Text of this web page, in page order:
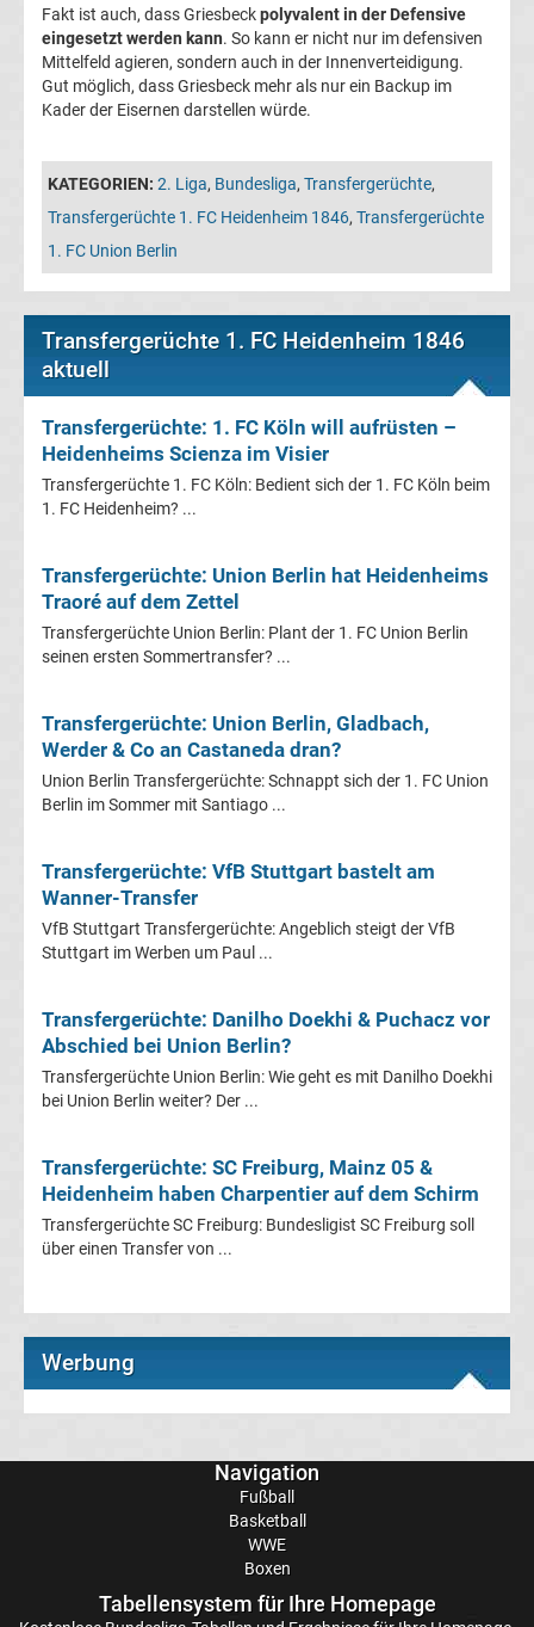
Leverkusen
Transfergerüchte
Dortmund
Transfergerüchte
Borussia
FC
Transfergerüchte
Dresden
Eintracht
Braunschweig
Eintracht
Augsburg
Fakt ist auch, dass Griesbeckpolyvalent in der Defensive
eingesetzt werden kann. So kann er nicht nur im defensiven
Mittelfeld agieren, sondern auch in der Innenverteidigung.
Gut möglich, dass Griesbeck mehr als nur ein Backup im
Kader der Eisernen darstellen würde.
KATEGORIEN: 2. Liga, Bundesliga, Transfergerüchte,
Transfergerüchte 1. FC Heidenheim 1846, Transfergerüchte
1. FC Union Berlin
Transfergerüchte 1. FC Heidenheim 1846
aktuell
Transfergerüchte: 1. FC Köln will aufrüsten –
Heidenheims Scienza im Visier
Transfergerüchte 1. FC Köln: Bedient sich der 1. FC Köln beim
1. FC Heidenheim? ...
Transfergerüchte: Union Berlin hat Heidenheims
Traoré auf dem Zettel
Transfergerüchte Union Berlin: Plant der 1. FC Union Berlin
seinen ersten Sommertransfer? ...
Transfergerüchte: Union Berlin, Gladbach,
Werder & Co an Castaneda dran?
Union Berlin Transfergerüchte: Schnappt sich der 1. FC Union
Berlin im Sommer mit Santiago ...
Transfergerüchte: VfB Stuttgart bastelt am
Wanner-Transfer
VfB Stuttgart Transfergerüchte: Angeblich steigt der VfB
Stuttgart im Werben um Paul ...
Transfergerüchte: Danilho Doekhi & Puchacz vor
Abschied bei Union Berlin?
Transfergerüchte Union Berlin: Wie geht es mit Danilho Doekhi
bei Union Berlin weiter? Der ...
Transfergerüchte: SC Freiburg, Mainz 05 &
Heidenheim haben Charpentier auf dem Schirm
Transfergerüchte SC Freiburg: Bundesligist SC Freiburg soll
über einen Transfer von ...
Werbung
Navigation
Fußball
Basketball
WWE
Boxen
Tabellensystem für Ihre Homepage